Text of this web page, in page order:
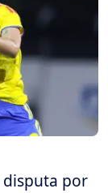
disputa por